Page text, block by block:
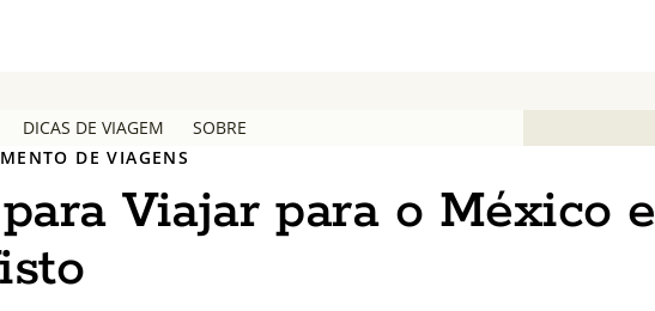
DICAS DE VIAGEM SOBRE
DE VIAGENS
Viajar para o México e